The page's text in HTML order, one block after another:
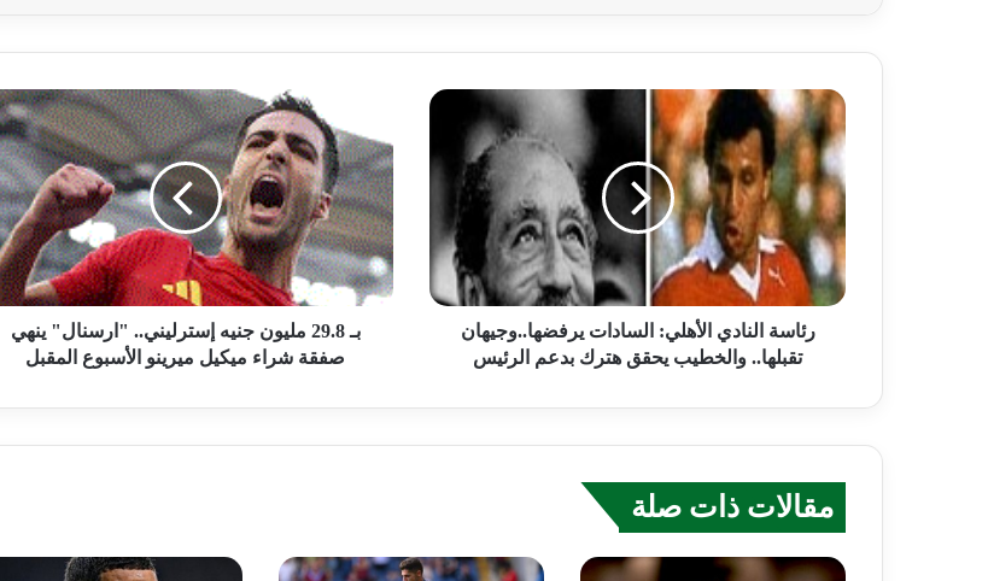
رئاسة النادي الأهلي: السادات يرفضها..وجيهان
تقبلها.. والخطيب يحقق هترك بدعم الرئيس
بـ 29.8 مليون جنيه إسترليني.. "ارسنال" ينهي
صفقة شراء ميكيل ميرينو الأسبوع المقبل
مقالات ذات صلة